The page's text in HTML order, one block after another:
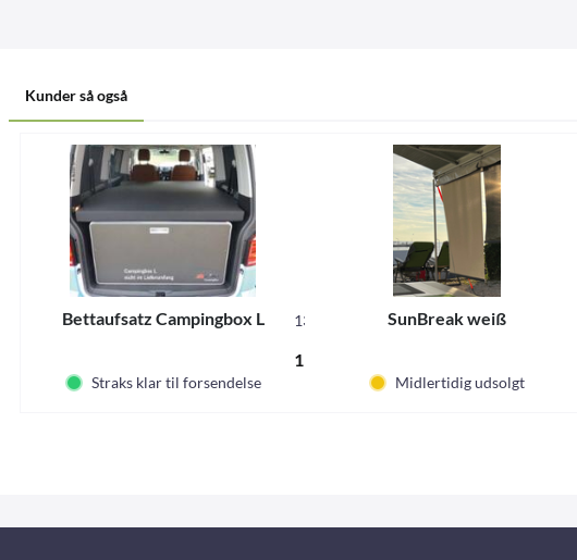
Kunder så også
Bettaufsatz Campingbox L 13251
11.437,00 DKK *
Straks klar til forsendelse
SunBreak weiß
Midlertidig udsolgt